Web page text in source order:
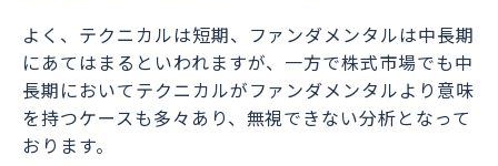
よく、テクニカルは短期、ファンダメンタルは中長期
にあてはまるといわれますが、一方で株式市場でも中
長期においてテクニカルがファンダメンタルより意味
を持つケースも多々あり、無視できない分析となって
おります。